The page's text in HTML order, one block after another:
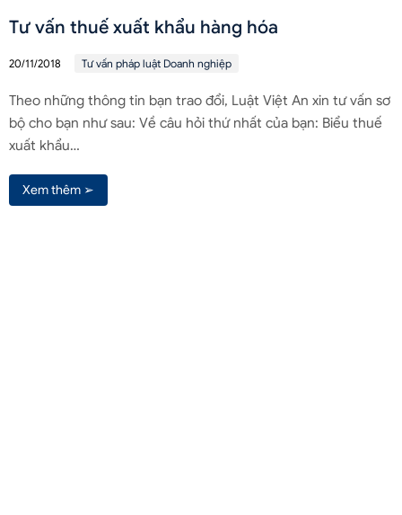
Tư vấn thuế xuất khẩu hàng hóa
20/11/2018 Tư vấn pháp luật Doanh nghiệp
Theo những thông tin bạn trao đổi, Luật Việt An xin tư vấn sơ
bộ cho bạn như sau: Về câu hỏi thứ nhất của bạn: Biểu thuế
xuất khẩu…
Xem thêm ➢